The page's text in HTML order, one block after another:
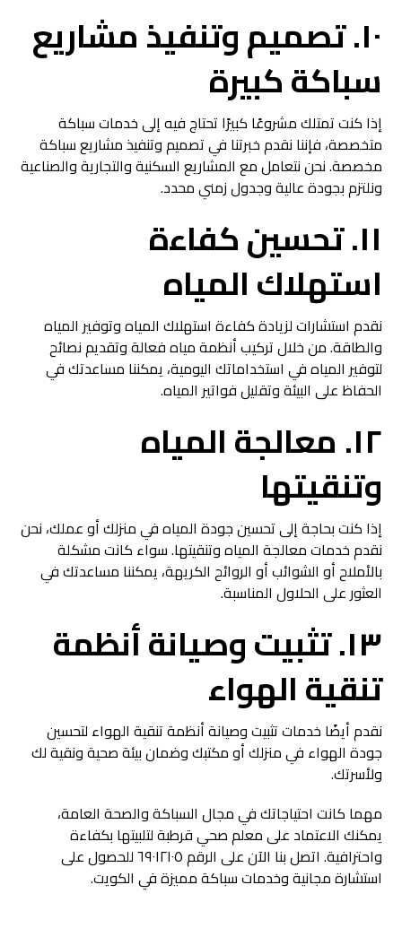
١٠. تصميم وتنفيذ مشاريع
سباكة كبيرة
إذا كنت تمتلك مشروعًا كبيرًا تحتاج فيه إلى خدمات سباكة
متخصصة، فإننا نقدم خبرتنا في تصميم وتنفيذ مشاريع سباكة
مخصصة. نحن نتعامل مع المشاريع السكنية والتجارية والصناعية
ونلتزم بجودة عالية وجدول زمني محدد.
١١. تحسين كفاءة
استهلاك المياه
نقدم استشارات لزيادة كفاءة استهلاك المياه وتوفير المياه
والطاقة. من خلال تركيب أنظمة مياه فعالة وتقديم نصائح
لتوفير المياه في استخداماتك اليومية، يمكننا مساعدتك في
الحفاظ على البيئة وتقليل فواتير المياه.
١٢. معالجة المياه
وتنقيتها
إذا كنت بحاجة إلى تحسين جودة المياه في منزلك أو عملك، نحن
نقدم خدمات معالجة المياه وتنقيتها. سواء كانت مشكلة
بالأملاح أو الشوائب أو الروائح الكريهة، يمكننا مساعدتك في
العثور على الحلاول المناسبة.
١٣. تثبيت وصيانة أنظمة
تنقية الهواء
نقدم أيضًا خدمات تثبيت وصيانة أنظمة تنقية الهواء لتحسين
جودة الهواء في منزلك أو مكتبك وضمان بيئة صحية ونقية لك
ولأسرتك.
مهما كانت احتياجاتك في مجال السباكة والصحة العامة،
يمكنك الاعتماد على معلم صحي قرطبة لتلبيتها بكفاءة
واحترافية. اتصل بنا الآن على الرقم ٦٩٠١٢١٠٥ للحصول على
استشارة مجانية وخدمات سباكة مميزة في الكويت.